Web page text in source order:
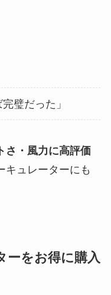
璧だった」
さ・風力に高評価
キュレーターにも
ーをお得に購入